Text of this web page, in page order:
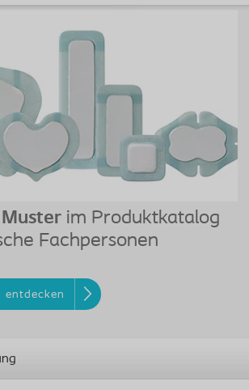
im Produktkatalog
Fachpersonen
entdecken